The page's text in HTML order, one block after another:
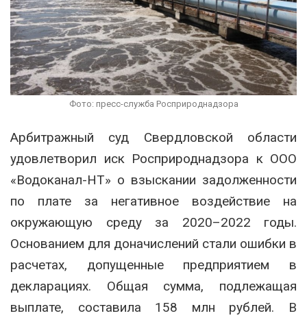
Фото: пресс-служба Росприроднадзора
Арбитражный суд Свердловской области
удовлетворил иск Росприроднадзора к ООО
«Водоканал-НТ» о взыскании задолженности
по плате за негативное воздействие на
окружающую среду за 2020–2022 годы.
Основанием для доначислений стали ошибки в
расчетах, допущенные предприятием в
декларациях. Общая сумма, подлежащая
выплате, составила 158 млн рублей. В